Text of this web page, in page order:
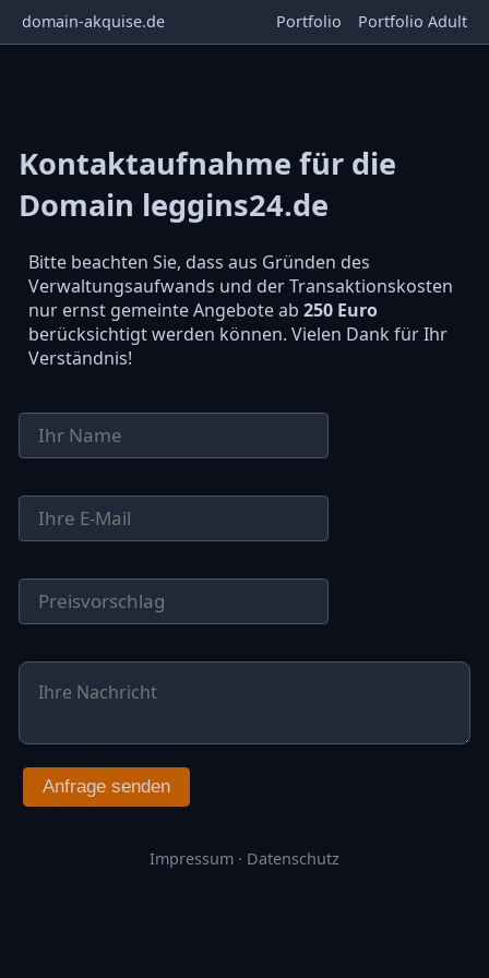
domain-akquise.de Portfolio Portfolio Adult
Kontaktaufnahme für die
Domain leggins24.de
Bitte beachten Sie, dass aus Gründen des
Verwaltungsaufwands und der Transaktionskosten
nur ernst gemeinte Angebote ab 250 Euro
berücksichtigt werden können. Vielen Dank für Ihr
Verständnis!
Anfrage senden
Impressum · Datenschutz